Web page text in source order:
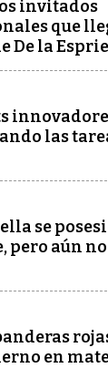
invitados
que
De la
las
se
pero aún
en